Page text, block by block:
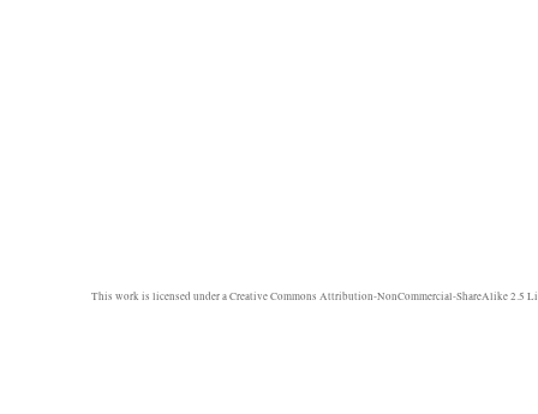
This work is licensed under aCreative Commons Attribution-NonCommercial-ShareAlike 2.5